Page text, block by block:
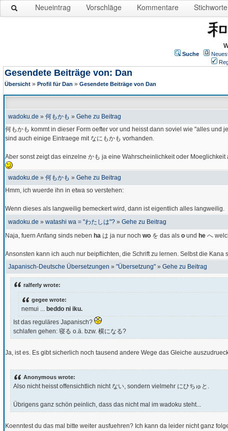
Neueintrag Vorschläge Kommentare Stichworte
Suche
Gesendete Beiträge von: Dan
Übersicht » Profil für Dan » Gesendete Beiträge von Dan
wadoku.de » 何もかも » Gehe zu Beitrag
何もかも kommt in dieser Form oefter vor und heisst dann soviel wie "alles
sind auch einige Eintraege mit なにもかも vorhanden.
Aber sonst zeigt das einzelne かも ja eine Wahrscheinlichkeit oder
wadoku.de » 何もかも » Gehe zu Beitrag
Hmm, ich wuerde ihn in etwa so verstehen:
Wenn dieses als langweilig bemeckert wird, dann ist eigentlich alles langweilig.
wadoku.de » watashi wa = "わたしは"? » Gehe zu Beitrag
Naja, fuern Anfang sinds neben ha は ja nur noch wo を das als o und he へ
Ansonsten kann ich auch nur beipflichten, die Schrift zu lernen. Selbst die Kana
Japanisch-Deutsche Übersetzungen » "Übersetzung" » Gehe zu Beitrag
ralferly wrote:
gegee wrote:
nemui ... beddo ni iku.
Ist das reguläres Japanisch?
schlafen gehen: 寝る o.ä. bzw. 横になる?
Ja, ist es. Es gibt sicherlich noch tausend andere Wege das Gleiche
Anonymous wrote:
Also nicht heisst offensichtlich nicht ない, sondern vielmehr にひちゅと.
Übrigens ganz schön peinlich, dass das nicht mal im wadoku steht...
Koenntest du das mal bitte weiter ausfuehren? Ich kann da leider nicht ganz